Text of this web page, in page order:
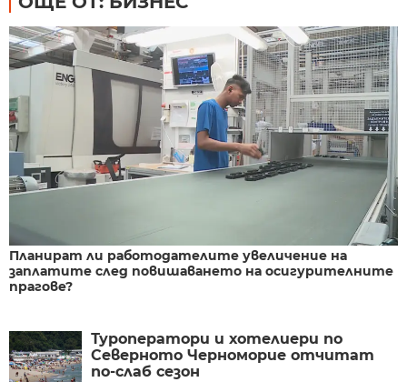
Планират ли работодателите увеличение на
заплатите след повишаването на осигурителните
прагове?
Туроператори и хотелиери по
Северното Черноморие отчитат
по-слаб сезон